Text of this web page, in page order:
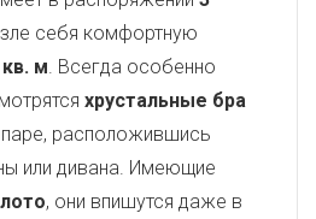
себя комфортную
кв. м. Всегда особенно
хрустальные бра
расположившись
или дивана. Имеющие
, они впишутся даже в